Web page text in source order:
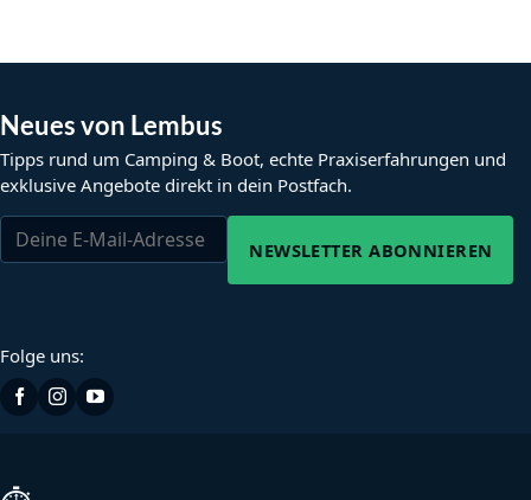
Neues von Lembus
Tipps rund um Camping & Boot, echte Praxiserfahrungen und
exklusive Angebote direkt in dein Postfach.
NEWSLETTER ABONNIEREN
Folge uns: